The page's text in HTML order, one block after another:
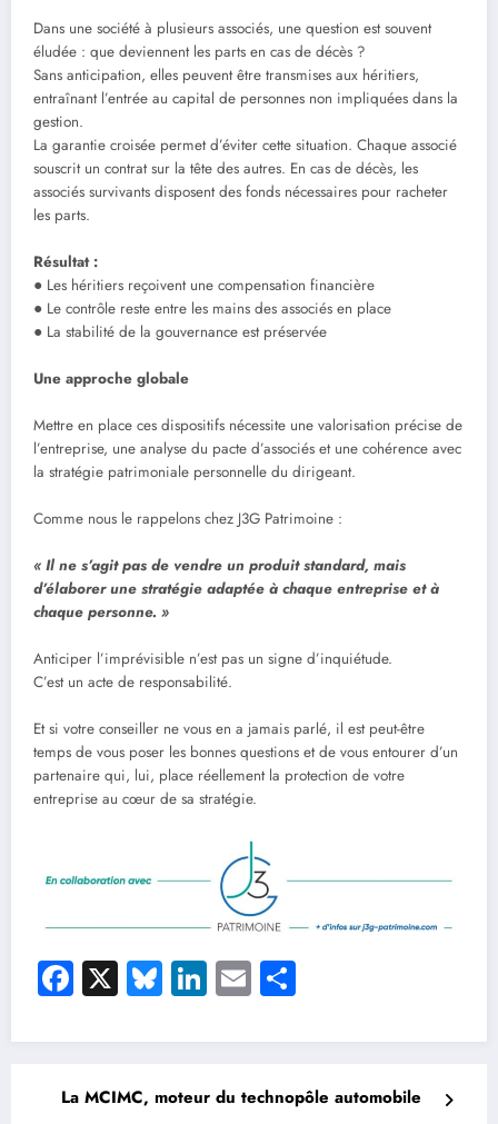
Dans une société à plusieurs associés, une question est souvent
éludée : que deviennent les parts en cas de décès ?
Sans anticipation, elles peuvent être transmises aux héritiers,
entraînant l’entrée au capital de personnes non impliquées dans la
gestion.
La garantie croisée permet d’éviter cette situation. Chaque associé
souscrit un contrat sur la tête des autres. En cas de décès, les
associés survivants disposent des fonds nécessaires pour racheter
les parts.
Résultat :
● Les héritiers reçoivent une compensation financière
● Le contrôle reste entre les mains des associés en place
● La stabilité de la gouvernance est préservée
Une approche globale
Mettre en place ces dispositifs nécessite une valorisation précise de
l’entreprise, une analyse du pacte d’associés et une cohérence avec
la stratégie patrimoniale personnelle du dirigeant.
Comme nous le rappelons chez J3G Patrimoine :
« Il ne s’agit pas de vendre un produit standard, mais
d’élaborer une stratégie adaptée à chaque entreprise et à
chaque personne. »
Anticiper l’imprévisible n’est pas un signe d’inquiétude.
C’est un acte de responsabilité.
Et si votre conseiller ne vous en a jamais parlé, il est peut-être
temps de vous poser les bonnes questions et de vous entourer d’un
partenaire qui, lui, place réellement la protection de votre
entreprise au cœur de sa stratégie.
Facebook
X Bluesky
LinkedIn
Email
La MCIMC, moteur du technopôle automobile